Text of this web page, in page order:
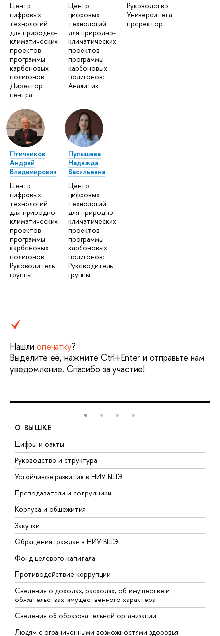
Центр
цифровых
технологий
для природно-
климатических
проектов
программы
карбоновых
полигонов:
Директор
центра
Центр
цифровых
технологий
для природно-
климатических
проектов
программы
карбоновых
полигонов:
Аналитик
Руководство
Университета:
проректор
Птичников
Андрей
Владимирович
Центр
цифровых
технологий
для природно-
климатических
проектов
программы
карбоновых
полигонов:
Руководитель
группы
Пупышева
Надежда
Васильевна
Центр
цифровых
технологий
для природно-
климатических
проектов
программы
карбоновых
полигонов:
Руководитель
группы
Нашли опечатку?
Выделите её, нажмите Ctrl+Enter и отправьте нам
уведомление. Спасибо за участие!
О ВЫШКЕ
Цифры и факты
Руководство и структура
Устойчивое развитие в НИУ ВШЭ
Преподаватели и сотрудники
Корпуса и общежития
Закупки
Обращения граждан в НИУ ВШЭ
Фонд целевого капитала
Противодействие коррупции
Сведения о доходах, расходах, об имуществе и
обязательствах имущественного характера
Сведения об образовательной организации
Людям с ограниченными возможностями здоровья